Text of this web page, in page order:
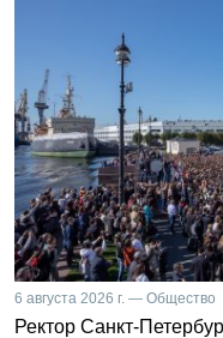
6 августа 2026 г. — Общество
Ректор Санкт-